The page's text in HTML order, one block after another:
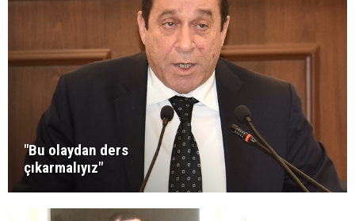
"Bu olaydan ders
çıkarmalıyız"